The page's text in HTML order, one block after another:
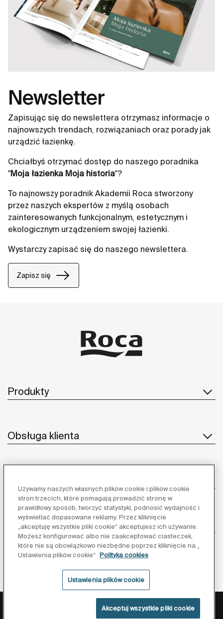
Newsletter
Zapisując się do newslettera otrzymasz informacje o
najnowszych trendach, rozwiązaniach oraz porady jak
urządzić łazienkę.
Chciałbyś otrzymać dostęp do naszego poradnika
"Moja łazienka Moja historia"?
To najnowszy poradnik Akademii Roca stworzony
przez naszych ekspertów z myślą osobach
zainteresowanych funkcjonalnym, estetycznym i
ekologicznym urządzeniem swojej łazienki.
Wystarczy zapisać się do naszego newslettera.
Zapisz się
Produkty
Obsługa klienta
Inspiracja
Obserwuj nas:
Polityka ochrony danych
Warunki korzystania z serwisu
Polityka cookies
Używamy naszych własnych plików cookie i plików cookie
stron trzecich, które pomagają prowadzić stronę w
prawidłowy sposób, tworzyć statystyki, podnosić wydajność i
wyświetlać dopasowane reklamy. Przez kliknięcie
„akceptuję wszystkie pliki cookie“ akceptujesz ich używanie.
Możesz konfigurować albo nie zaakceptować ciasteczek,
które nie są obowiązkowo niezbędne poprzez kliknięcie na „
Ustawienia plików cookie“
Polityka cookies
Ustawienia plików cookie
Akceptuj wszystkie pliki cookie